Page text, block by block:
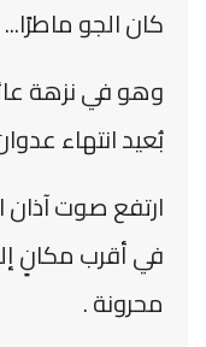
كان الجو ماطرًا...
وهو في نزهة
بُعيد انتهاء عدوان
ارتفع صوت آذان
في أقرب مكانٍ
محرونة .